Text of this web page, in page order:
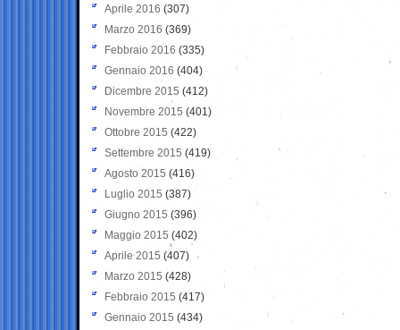
Aprile 2016 (307)
Marzo 2016 (369)
Febbraio 2016 (335)
Gennaio 2016 (404)
Dicembre 2015 (412)
Novembre 2015 (401)
Ottobre 2015 (422)
Settembre 2015 (419)
Agosto 2015 (416)
Luglio 2015 (387)
Giugno 2015 (396)
Maggio 2015 (402)
Aprile 2015 (407)
Marzo 2015 (428)
Febbraio 2015 (417)
Gennaio 2015 (434)